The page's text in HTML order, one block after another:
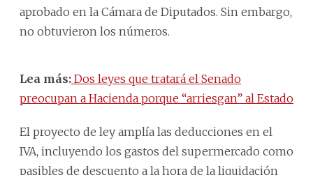
aprobado en la Cámara de Diputados. Sin embargo,
no obtuvieron los números.
Lea más: Dos leyes que tratará el Senado
preocupan a Hacienda porque “arriesgan” al Estado
El proyecto de ley amplía las deducciones en el
IVA, incluyendo los gastos del supermercado como
pasibles de descuento a la hora de la liquidación